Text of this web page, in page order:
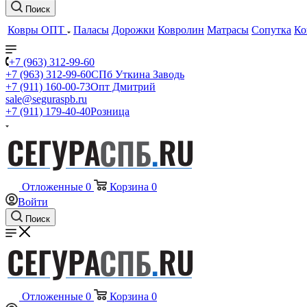
Поиск
Ковры ОПТ Паласы Дорожки Ковролин Матрасы Сопутка
+7 (963) 312-99-60
+7 (963) 312-99-60СПб Уткина Заводь
+7 (911) 160-00-73Опт Дмитрий
sale@seguraspb.ru
+7 (911) 179-40-40Розница
Отложенные 0 Корзина 0
Войти
Поиск
Отложенные 0 Корзина 0